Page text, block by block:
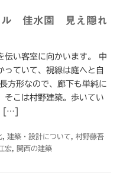
ル 佳水園 見え隠れ
伝い客室に向かいます。 中
っていて、視線は庭へと自
方形なので、廊下も単純に
そこは村野建築。歩いてい
[…]
建築・設計について
村野藤吾
宏
関西の建築